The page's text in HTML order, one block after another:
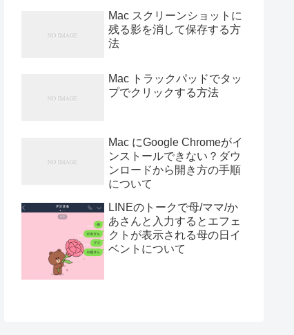
Mac スクリーンショットに
残る影を消して保存する方
法
Mac トラックパッドでタッ
プでクリックする方法
Mac にGoogle Chromeがイ
ンストールできない？ダウ
ンロードから開き方の手順
について
LINEのトークで母/ママ/か
あさんと入力するとエフェ
クトが表示される母の日イ
ベントについて